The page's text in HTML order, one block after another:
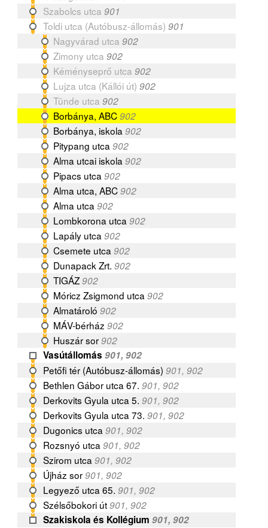
Szabolcs utca 901
Toldi utca (Autóbusz-állomás) 901
Nagyvárad utca 902
Zimony utca 902
Kéményseprő utca 902
Lujza utca (Kállói út) 902
Tünde utca 902
Borbánya, ABC902
Borbánya, iskola 902
Pitypang utca 902
Alma utcai iskola 902
Pipacs utca 902
Alma utca, ABC902
Alma utca 902
Lombkorona utca 902
Lapály utca 902
Csemete utca 902
Dunapack Zrt. 902
TIGÁZ902
Móricz Zsigmond utca 902
Almatároló 902
MÁV-bérház 902
Huszár sor902
Vasútállomás 901, 902
Petőfi tér (Autóbusz-állomás) 901, 902
Bethlen Gábor utca 67. 901, 902
Derkovits Gyula utca 5. 901, 902
Derkovits Gyula utca 73. 901, 902
Dugonics utca 901, 902
Rozsnyó utca 901, 902
Szirom utca 901, 902
Újház sor901, 902
Legyező utca 65. 901, 902
Szélsőbokori út901, 902
Szakiskola és Kollégium 901, 902